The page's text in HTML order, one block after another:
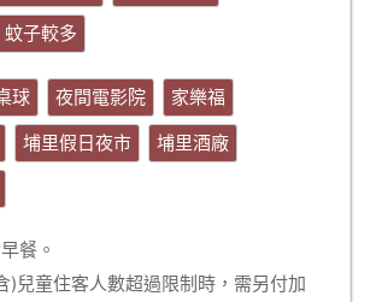
蚊子較多
球 夜間電影院
家樂福
埔里假日夜市
埔里酒廠
餐。
)兒童住客人數超過限制時，需另付加